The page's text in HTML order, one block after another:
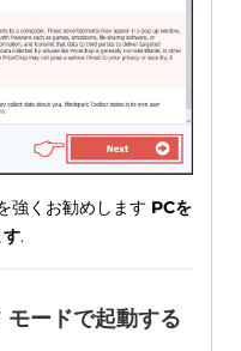
強くお勧めします PCを
す.
ードで起動する